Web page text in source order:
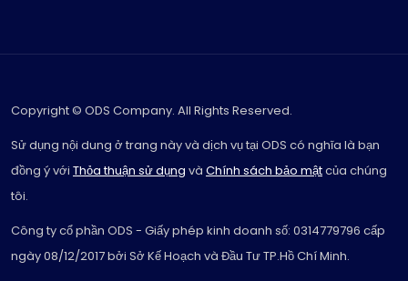
Copyright © ODS Company. All Rights Reserved.
Sử dụng nội dung ở trang này và dịch vụ tại ODS có nghĩa là bạn
đồng ý với Thỏa thuận sử dụng và Chính sách bảo mậtcủa chúng
tôi.
Công ty cổ phần ODS - Giấy phép kinh doanh số: 0314779796 cấp
ngày 08/12/2017 bởi Sở Kế Hoạch và Đầu Tư TP.Hồ Chí Minh.